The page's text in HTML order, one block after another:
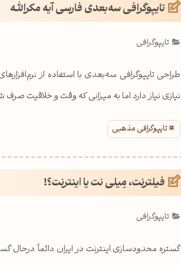
تایپوگرافی سه‌بعدی فارسی آیه مکرالله
تایپوگرافی
طراحی تایپوگرافی سه‌بعدی با استفاده از
نیازی نیاز دارد اما به میزانی که وقت و خلاقیت
تایپوگرافی مذهبی
فیلترنت، مِیلی نت یا اینترنت؟!
تایپوگرافی
گستره محدودسازی اینترنت در ایران دائماً